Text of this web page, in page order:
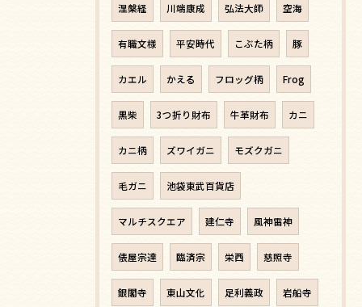
涅槃経 川端康成 弘法大師 空海
有職文様 平安時代 こぶた柄 豚
カエル かえる フロッグ柄 Frog
黒柴 3つ折り財布 牛革財布 カニ
カニ柄 ズワイガニ モズクガニ
毛ガニ 池袋東武百貨店
マルチスクエア 建仁寺 風神雷神
俵屋宗達 臨済宗 栄西 慈照寺
銀閣寺 東山文化 足利義政 岩船寺